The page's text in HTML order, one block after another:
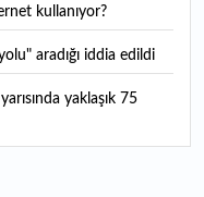
kullanıyor?
aradığı iddia edildi